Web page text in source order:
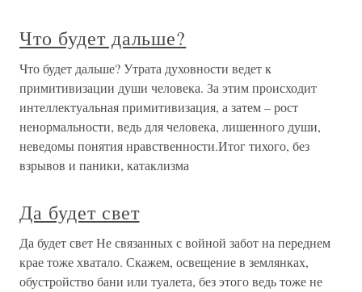
Что будет дальше?
Что будет дальше? Утрата духовности ведет к
примитивизации души человека. За этим происходит
интеллектуальная примитивизация, а затем – рост
ненормальности, ведь для человека, лишенного души,
неведомы понятия нравственности.Итог тихого, без
взрывов и паники, катаклизма
Да будет свет
Да будет свет Не связанных с войной забот на переднем
крае тоже хватало. Скажем, освещение в землянках,
обустройство бани или туалета, без этого ведь тоже не